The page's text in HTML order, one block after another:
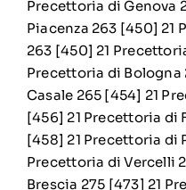
Precettoria di Genova
Piacenza 263 [450] 21
263 [450] 21
Precettoria di Bologna
Casale 265 [454] 21
[456] 21 Precettoria di
[458] 21 Precettoria di
Precettoria di Vercelli
Brescia 275 [473] 21